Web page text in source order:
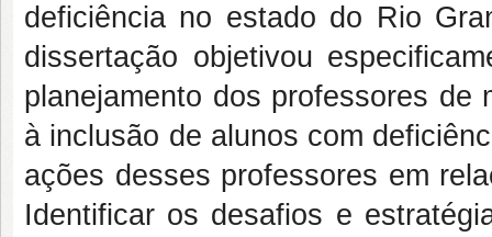
deficiência no estado do Rio
dissertação objetivou
planejamento dos professores de
à inclusão de alunos com
ações desses professores em
Identificar os desafios e